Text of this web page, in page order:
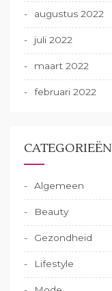
augustus 2022
juli 2022
maart 2022
februari 2022
CATEGORIEËN
Algemeen
Beauty
Gezondheid
Lifestyle